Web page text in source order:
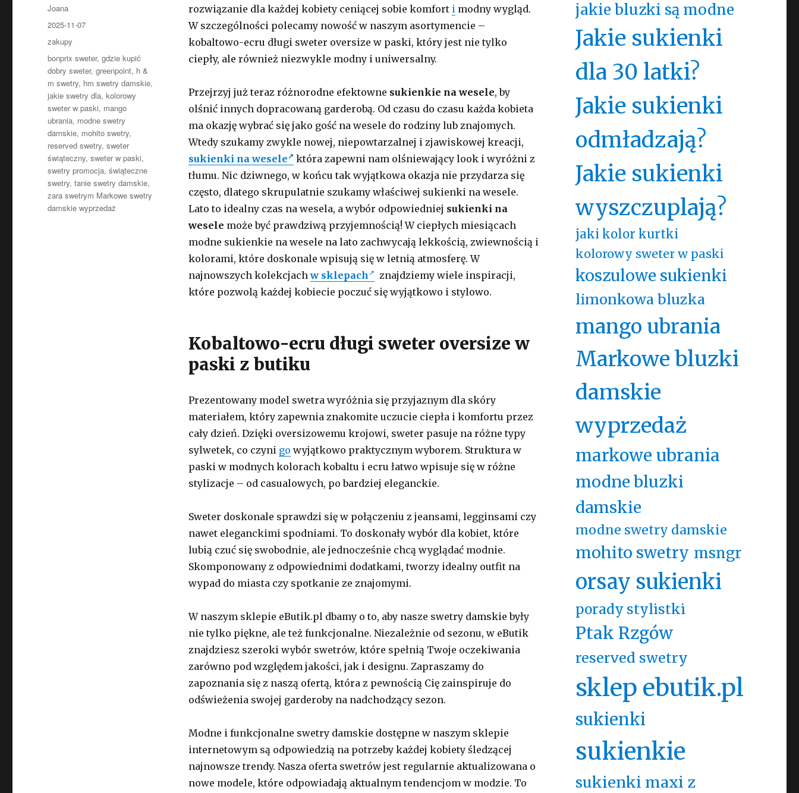
rozwiązanie dla każdej kobiety ceniącej sobie komfort imodny wygląd.
W szczególności polecamy nowość w naszym asortymencie –
kobaltowo-ecru długi sweter oversize w paski, który jest nie tylko
ciepły, ale również niezwykle modny i uniwersalny.
Przejrzyj już teraz różnorodne efektowne sukienkie na wesele, by
olśnić innych dopracowaną garderobą. Od czasu do czasu każda kobieta
ma okazję wybrać się jako gość na wesele do rodziny lub znajomych.
Wtedy szukamy zwykle nowej, niepowtarzalnej i zjawiskowej kreacji,
sukienki na wesele
która zapewni nam olśniewający look i wyróżni z
tłumu. Nic dziwnego, w końcu tak wyjątkowa okazja nie przydarza się
często, dlatego skrupulatnie szukamy właściwej sukienki na wesele.
Lato to idealny czas na wesela, a wybór odpowiedniej sukienki na
wesele może być prawdziwą przyjemnością! W ciepłych miesiącach
modne sukienkie na wesele na lato zachwycają lekkością, zwiewnością i
kolorami, które doskonale wpisują się w letnią atmosferę. W
najnowszych kolekcjachw sklepach
znajdziemy wiele inspiracji,
które pozwolą każdej kobiecie poczuć się wyjątkowo i stylowo.
Kobaltowo-ecru długi sweter oversize w
paski z butiku
Prezentowany model swetra wyróżnia się przyjaznym dla skóry
materiałem, który zapewnia znakomite uczucie ciepła i komfortu przez
cały dzień. Dzięki oversizowemu krojowi, sweter pasuje na różne typy
sylwetek, co czyni go wyjątkowo praktycznym wyborem. Struktura w
paski w modnych kolorach kobaltu i ecru łatwo wpisuje się w różne
stylizacje – od casualowych, po bardziej eleganckie.
Sweter doskonale sprawdzi się w połączeniu z jeansami, legginsami czy
nawet eleganckimi spodniami. To doskonały wybór dla kobiet, które
lubią czuć się swobodnie, ale jednocześnie chcą wyglądać modnie.
Skomponowany z odpowiednimi dodatkami, tworzy idealny outfit na
wypad do miasta czy spotkanie ze znajomymi.
W naszym sklepie eButik.pl dbamy o to, aby nasze swetry damskie były
nie tylko piękne, ale też funkcjonalne. Niezależnie od sezonu, w eButik
znajdziesz szeroki wybór swetrów, które spełnią Twoje oczekiwania
zarówno pod względem jakości, jak i designu. Zapraszamy do
zapoznania się z naszą ofertą, która z pewnością Cię zainspiruje do
odświeżenia swojej garderoby na nadchodzący sezon.
Modne i funkcjonalne swetry damskie dostępne w naszym sklepie
internetowym są odpowiedzią na potrzeby każdej kobiety śledzącej
najnowsze trendy. Nasza oferta swetrów jest regularnie aktualizowana o
nowe modele, które odpowiadają aktualnym tendencjom w modzie. To
Autor
Joana
Opublikowano
2025-11-07
Kategorie
zakupy
Tagi
bonprix sweter,gdzie kupić
dobry sweter,greenpoint, h &
m swetry, hm swetry damskie,
jakie swetry dla,kolorowy
sweter w paski, mango
ubrania, modne swetry
damskie, mohito swetry,
reserved swetry,sweter
świąteczny,sweter w paski,
swetry promocja,świąteczne
swetry,tanie swetry damskie,
zara swetrym Markowe swetry
damskie wyprzedaż
jakie bluzki są modne
Jakie sukienki
dla 30 latki?
Jakie sukienki
odmładzają?
Jakie sukienki
wyszczuplają?
jaki kolor kurtki
kolorowy sweter w paski
koszulowe sukienki
limonkowa bluzka
mango ubrania
Markowe bluzki
damskie
wyprzedaż
markowe ubrania
modne bluzki
damskie
modne swetry damskie
mohito swetry msngr
orsay sukienki
porady stylistki
Ptak Rzgów
reserved swetry
sklep ebutik.pl
sukienki
sukienkie
sukienki maxi z